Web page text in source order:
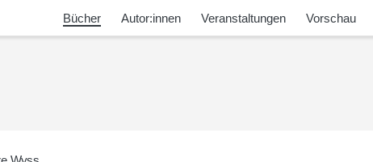
Bücher Autor:innen Veranstaltungen Vorschau